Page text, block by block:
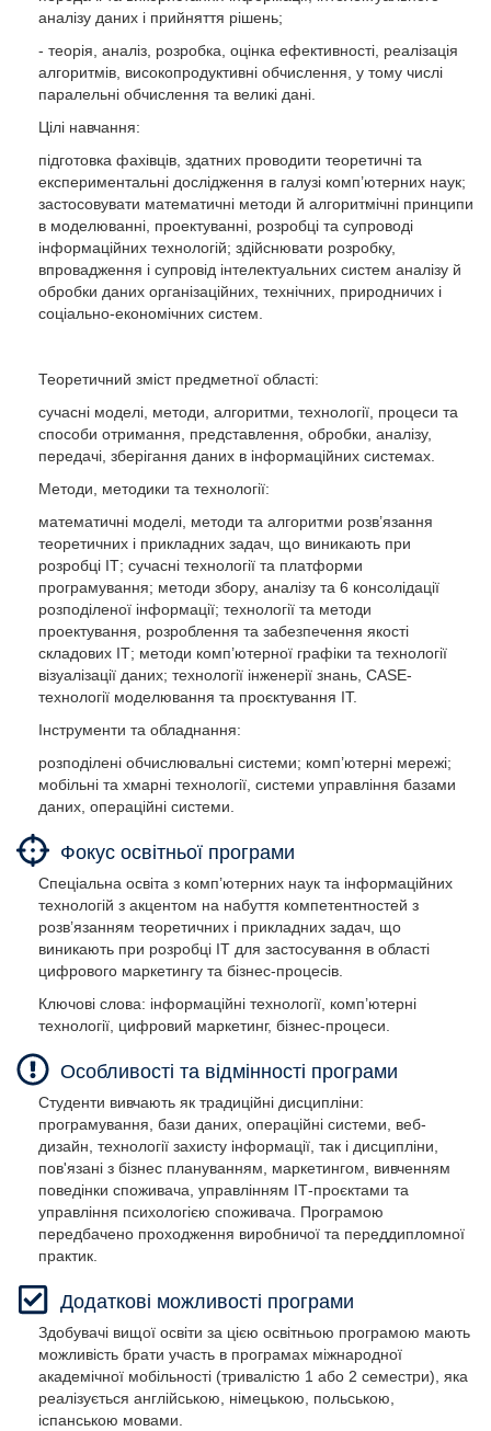
аналізу даних і прийняття рішень;
- теорія, аналіз, розробка, оцінка ефективності, реалізація
алгоритмів, високопродуктивні обчислення, у тому числі
паралельні обчислення та великі дані.
Цілі навчання:
підготовка фахівців, здатних проводити теоретичні та
експериментальні дослідження в галузі комп’ютерних наук;
застосовувати математичні методи й алгоритмічні принципи
в моделюванні, проектуванні, розробці та супроводі
інформаційних технологій; здійснювати розробку,
впровадження і супровід інтелектуальних систем аналізу й
обробки даних організаційних, технічних, природничих і
соціально-економічних систем.
Теоретичний зміст предметної області:
сучасні моделі, методи, алгоритми, технології, процеси та
способи отримання, представлення, обробки, аналізу,
передачі, зберігання даних в інформаційних системах.
Методи, методики та технології:
математичні моделі, методи та алгоритми розв’язання
теоретичних і прикладних задач, що виникають при
розробці ІТ; сучасні технології та платформи
програмування; методи збору, аналізу та 6 консолідації
розподіленої інформації; технології та методи
проектування, розроблення та забезпечення якості
складових ІТ; методи комп’ютерної графіки та технології
візуалізації даних; технології інженерії знань, CASE-
технології моделювання та проєктування ІТ.
Інструменти та обладнання:
розподілені обчислювальні системи; комп’ютерні мережі;
мобільні та хмарні технології, системи управління базами
даних, операційні системи.
Фокус освітньої програми
Спеціальна освіта з комп’ютерних наук та інформаційних
технологій з акцентом на набуття компетентностей з
розв’язанням теоретичних і прикладних задач, що
виникають при розробці ІТ для застосування в області
цифрового маркетингу та бізнес-процесів.
Ключові слова: інформаційні технології, комп’ютерні
технології, цифровий маркетинг, бізнес-процеси.
Особливості та відмінності програми
Студенти вивчають як традиційні дисципліни:
програмування, бази даних, операційні системи, веб-
дизайн, технології захисту інформації, так і дисципліни,
пов'язані з бізнес плануванням, маркетингом, вивченням
поведінки споживача, управлінням ІТ-проєктами та
управління психологією споживача. Програмою
передбачено проходження виробничої та переддипломної
практик.
Додаткові можливості програми
Здобувачі вищої освіти за цією освітньою програмою мають
можливість брати участь в програмах міжнародної
академічної мобільності (тривалістю 1 або 2 семестри), яка
реалізується англійською, німецькою, польською,
іспанською мовами.